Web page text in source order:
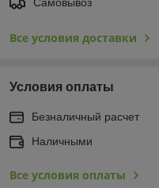
Все условия доставки
Условия оплаты
Безналичный расчет
Наличными
Все условия оплаты